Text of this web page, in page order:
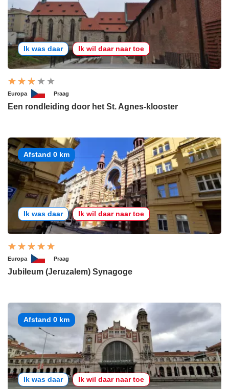
Ik was daar Ik wil daar naar toe
Europa Praag
Een rondleiding door het St. Agnes-klooster
Afstand 0 km
Ik was daar Ik wil daar naar toe
Europa Praag
Jubileum (Jeruzalem) Synagoge
Afstand 0 km
Ik was daar Ik wil daar naar toe